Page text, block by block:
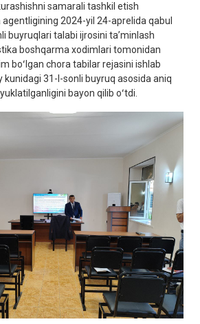
samarali tashkil etish
2024-yil 24-aprelida qabul
buyruqlari talabi ijrosini taʼminlash
boshqarma xodimlari tomonidan
boʻlgan chora tabilar rejasini ishlab
kunidagi 31-I-sonli buyruq asosida aniq
bayon qilib oʻtdi.